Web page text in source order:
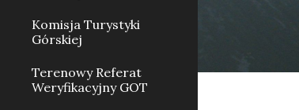
Komisja Turystyki
Górskiej
Terenowy Referat
Weryfikacyjny GOT